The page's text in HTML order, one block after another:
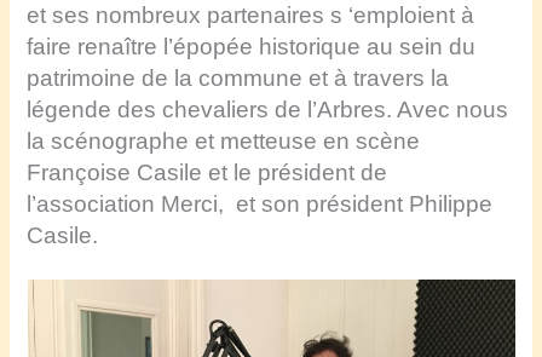
et ses nombreux partenairess ‘emploient à
faire renaître l’épopée historique au sein du
patrimoine de la commune et à travers la
légende des chevaliers de l’Arbres. Avec nous
la scénographe et metteuse en scène
Françoise Casile et le président de
l’association Merci, et son président Philippe
Casile.